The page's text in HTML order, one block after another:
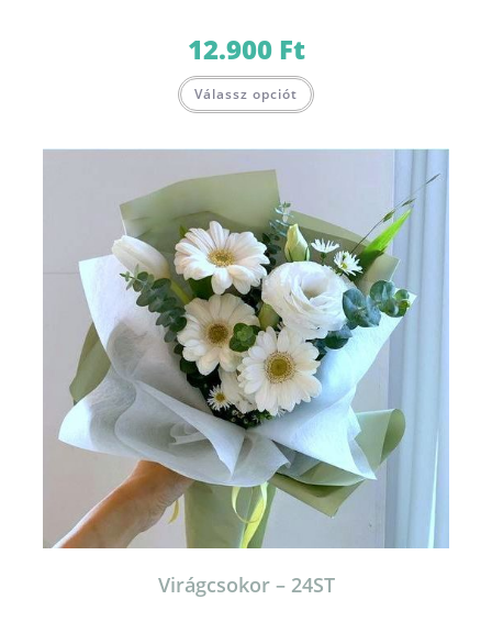
12.900 Ft
Válassz opciót
Virágcsokor – 24ST